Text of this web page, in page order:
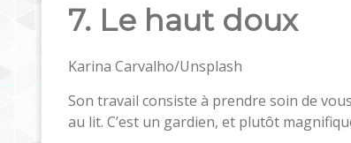
7. Le haut doux
Karina Carvalho/Unsplash
Son travail consiste à prendre soin de
au lit. C’est un gardien, et plutôt